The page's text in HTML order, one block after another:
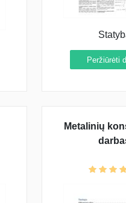
Peržiūrėti
Metalinių